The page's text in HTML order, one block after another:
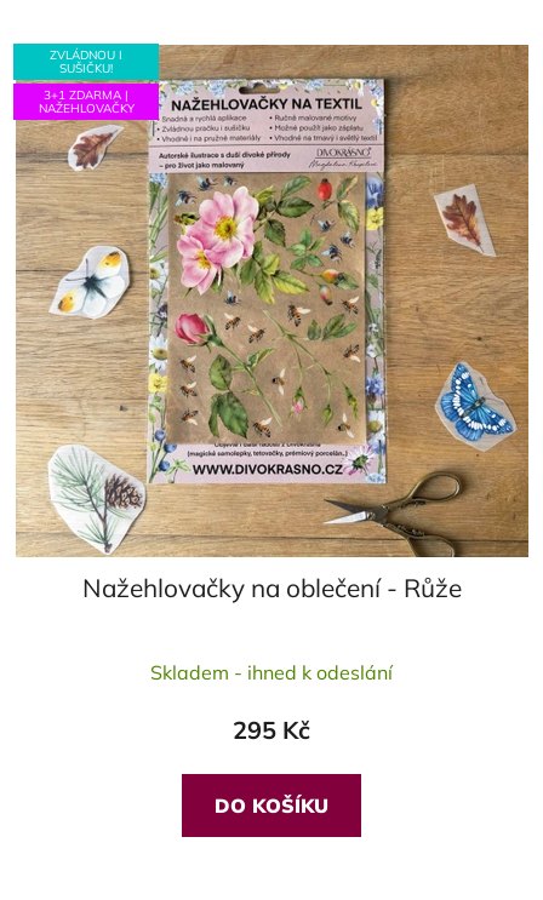
ZVLÁDNOU I
SUŠIČKU!
3+1 ZDARMA |
NAŽEHLOVAČKY
Nažehlovačky na oblečení - Růže
hodnocení
je
5,0
z
5
Skladem - ihned k odeslání
295 Kč
DO KOŠÍKU